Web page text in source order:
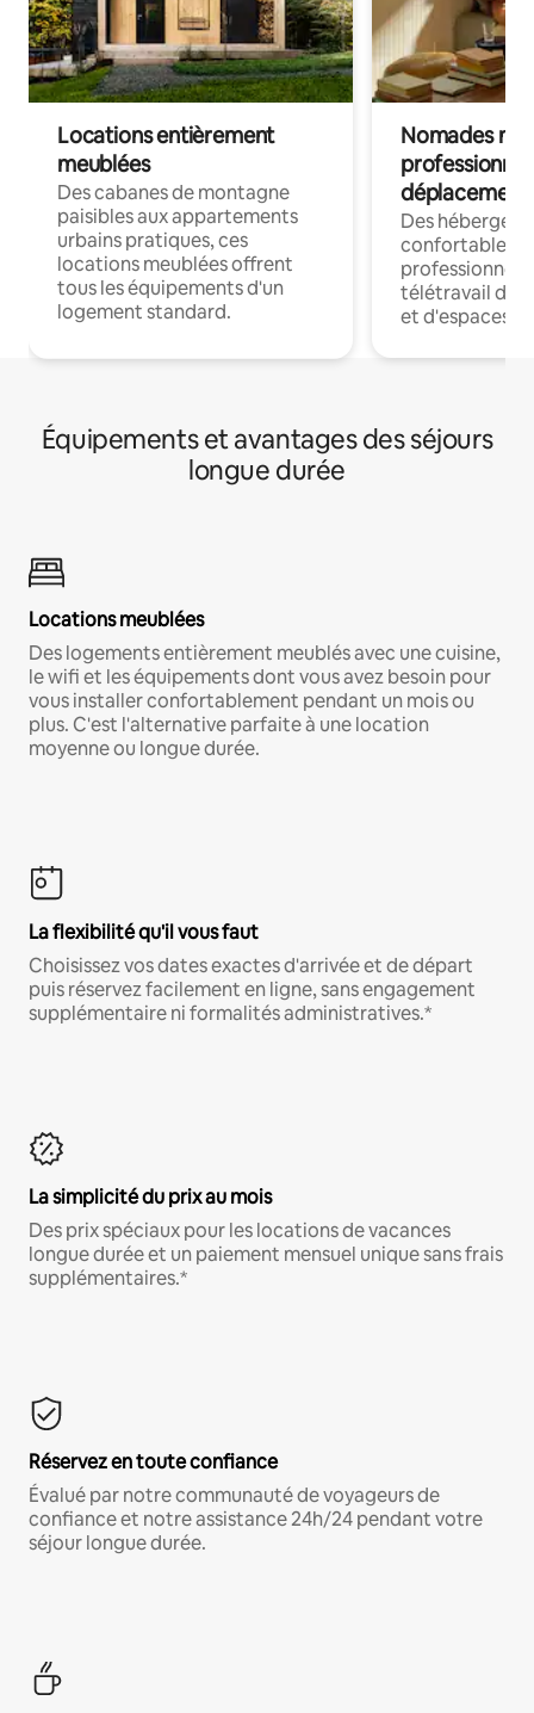
Locations entièrement
meublées
Des cabanes de montagne
paisibles aux appartements
urbains pratiques, ces
locations meublées offrent
tous les équipements d'un
logement standard.
Nomades
déplacement
Des
confortables
professionnels
télétravail
et d'espaces
Équipements et avantages des séjours
longue durée
Locations meublées
Des logements entièrement meublés avec une cuisine,
le wifi et les équipements dont vous avez besoin pour
vous installer confortablement pendant un mois ou
plus. C'est l'alternative parfaite à une location
moyenne ou longue durée.
La flexibilité qu'il vous faut
Choisissez vos dates exactes d'arrivée et de départ
puis réservez facilement en ligne, sans engagement
supplémentaire ni formalités administratives.*
La simplicité du prix au mois
Des prix spéciaux pour les locations de vacances
longue durée et un paiement mensuel unique sans frais
supplémentaires.*
Réservez en toute confiance
Évalué par notre communauté de voyageurs de
confiance et notre assistance 24h/24 pendant votre
séjour longue durée.